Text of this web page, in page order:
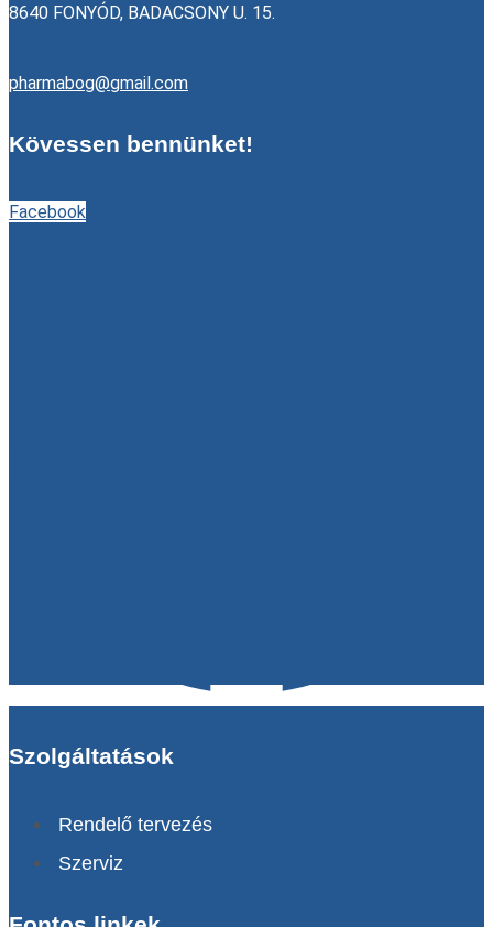
8640 FONYÓD, BADACSONY U. 15.
pharmabog@gmail.com
Kövessen bennünket!
Facebook
Szolgáltatások
Rendelő tervezés
Szerviz